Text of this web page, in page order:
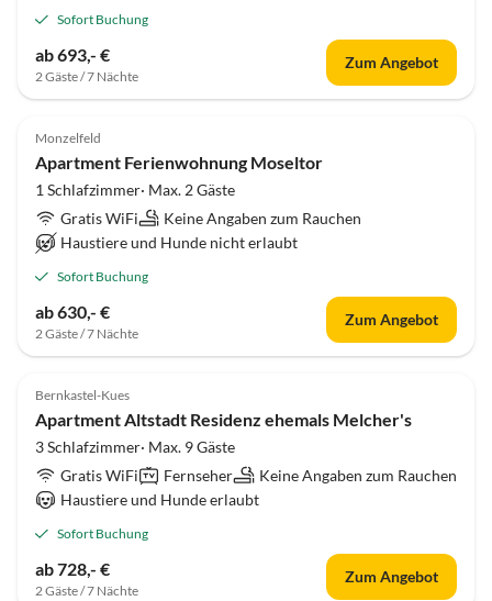
Sofort Buchung
ab 693,- €
2 Gäste / 7 Nächte
Zum Angebot
Monzelfeld
Apartment Ferienwohnung Moseltor
1 Schlafzimmer· Max. 2 Gäste
Gratis WiFi
Keine Angaben zum Rauchen
Haustiere und Hunde nicht erlaubt
Sofort Buchung
ab 630,- €
2 Gäste / 7 Nächte
Zum Angebot
Bernkastel-Kues
Apartment Altstadt Residenz ehemals Melcher's
3 Schlafzimmer· Max. 9 Gäste
Gratis WiFi
Fernseher
Keine Angaben zum Rauchen
Haustiere und Hunde erlaubt
Sofort Buchung
ab 728,- €
2 Gäste / 7 Nächte
Zum Angebot